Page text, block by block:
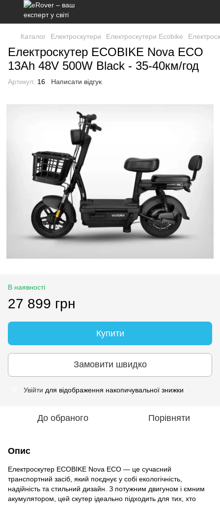
Каталог Електроскутери Електроскутери Ecobike
Електроскутер ECOBIKE Nova ECO
13Ah 48V 500W Black - 35-40км/год
Артикул: 16 Написати відгук
В наявності
27 899 грн
Купити
Замовити швидко
Увійти для відображення накопичувальної знижки
До обраного Порівняти
Опис
Електроскутер ECOBIKE Nova ECO — це сучасний
транспортний засіб, який поєднує у собі екологічність,
надійність та стильний дизайн. З потужним двигуном і ємним
акумулятором, цей скутер ідеально підходить для тих, хто